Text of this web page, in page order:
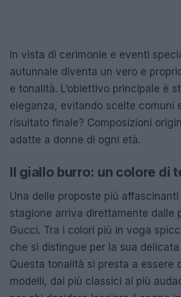
In vista di cerimonie e eventi
autunnale diventa un vero e
e tonalità. L’obiettivo principale è
eleganza, evitando scelte comuni
risultato finale? Composizioni
adatte a donne di ogni età.
Il giallo burro: un colore di
Una delle proposte più
stagione arriva direttamente dalle
Gucci. Tra i colori più in voga
che si distingue per la sua
Questa tonalità si presta a essere
modelli, dai più classici ai più